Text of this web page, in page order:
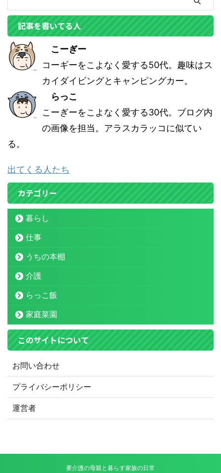
記事を書いてる人
こーぎー
コーギーをこよなく愛する50代。趣味はス
カイダイビングとキャンピングカー。
らっこ
こーぎーをこよなく愛する30代。ブログ内
の画像を担当。アラスカラッコに似てい
る。
出てくる人たち
カテゴリー
暮らし
仕事
うちの本棚
介護
らっこ飯
家庭菜園
このサイトについて
お問い合わせ
プライバシーポリシー
運営者
要介護の母親と暮らす家族の日常